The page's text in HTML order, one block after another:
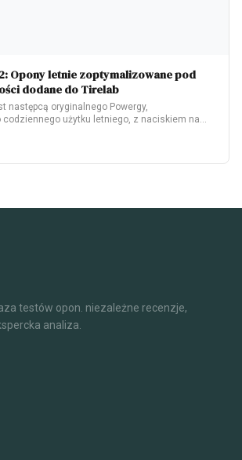
Opony letnie zoptymalizowane pod
dodane do Tirelab
następcą oryginalnego Powergy,
codziennego użytku letniego, z naciskiem na…
testów opon. niezależne recenzje,
analiza.